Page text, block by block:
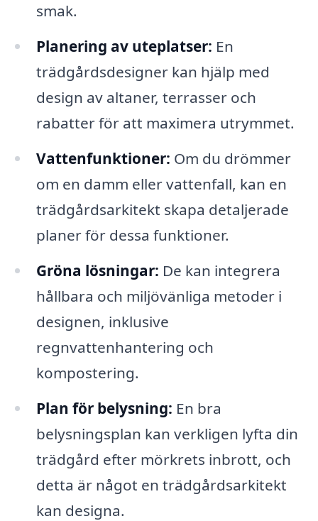
smak.
Planering av uteplatser: En
trädgårdsdesigner kan hjälp med
design av altaner, terrasser och
rabatter för att maximera utrymmet.
Vattenfunktioner: Om du drömmer
om en damm eller vattenfall, kan en
trädgårdsarkitekt skapa detaljerade
planer för dessa funktioner.
Gröna lösningar: De kan integrera
hållbara och miljövänliga metoder i
designen, inklusive
regnvattenhantering och
kompostering.
Plan för belysning: En bra
belysningsplan kan verkligen lyfta din
trädgård efter mörkrets inbrott, och
detta är något en trädgårdsarkitekt
kan designa.